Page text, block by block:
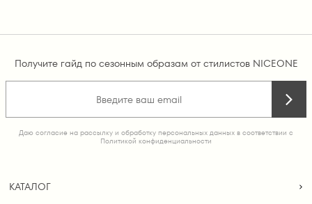
Получите гайд по сезонным образам от стилистов NICEONE
Даю согласие на рассылку и обработку персональных данных в соответствии с
Политикой конфиденциальности
КАТАЛОГ